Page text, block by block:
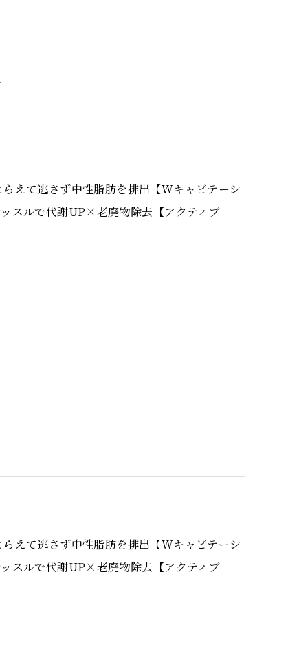
えて逃さず中性脂肪を排出【Wキャビテーシ
スルで代謝UP×老廃物除去【アクティブ
えて逃さず中性脂肪を排出【Wキャビテーシ
スルで代謝UP×老廃物除去【アクティブ